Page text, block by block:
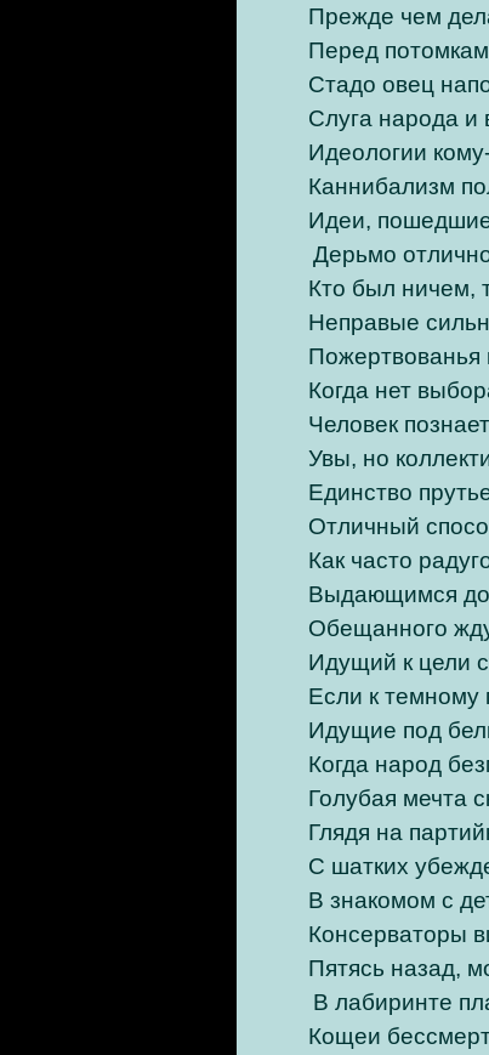
Прежде чем
Перед
Стадо овец
Слуга народа и
Идеологии
Каннибализм
Идеи,
Дерьмо
Кто был ничем,
Неправые
Пожертвованья
Когда нет
Человек
Увы, но
Единство
Отличный
Как часто
Выдающимся
Обещанного
Идущий к цели
Если к темному
Идущие под
Когда народ
Голубая мечта
Глядя на
С шатких
В знакомом с
Консерваторы
Пятясь назад,
В лабиринте
Кощеи